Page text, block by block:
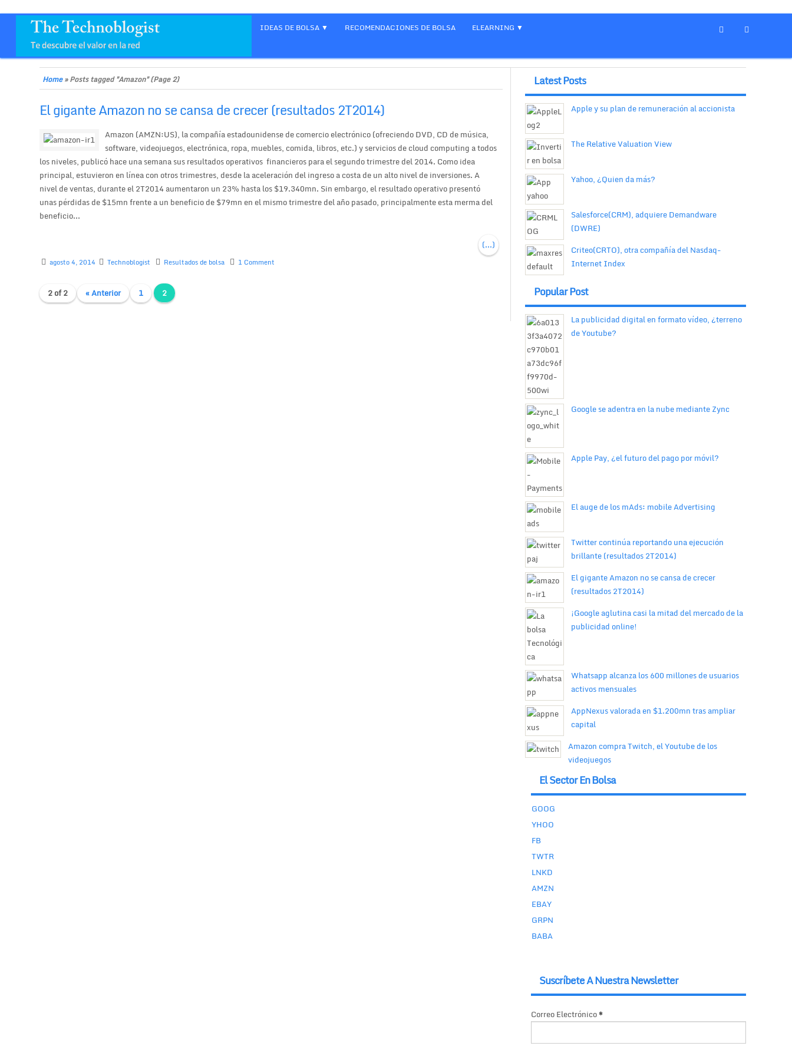
IDEAS DE BOLSA RECOMENDACIONES DE BOLSA ELEARNING
Home»Posts tagged "Amazon"(Page 2)
El gigante Amazon no se cansa de crecer (resultados 2T2014)
Amazon (AMZN:US), la compañía estadounidense de comercio electrónico (ofreciendo DVD, CD de música,
software, videojuegos, electrónica, ropa, muebles, comida, libros, etc.) y servicios de cloud computing a todos
los niveles, publicó hace una semana sus resultados operativos financieros para el segundo trimestre del 2014. Como idea
principal, estuvieron en línea con otros trimestres, desde la aceleración del ingreso a costa de un alto nivel de inversiones. A
nivel de ventas, durante el 2T2014 aumentaron un 23% hasta los $19.340mn. Sin embargo, el resultado operativo presentó
unas pérdidas de $15mn frente a un beneficio de $79mn en el mismo trimestre del año pasado, principalmente esta merma del
beneficio...
(...)
agosto 4, 2014 Technoblogist Resultados de bolsa 1 Comment
2 of 2 « Anterior 1 2
Latest Posts
Apple y su plan de remuneración al accionista
The Relative Valuation View
Yahoo, ¿Quien da más?
Salesforce(CRM), adquiere Demandware
(DWRE)
Criteo(CRTO), otra compañía del Nasdaq-
Internet Index
Popular Post
La publicidad digital en formato vídeo, ¿terreno
de Youtube?
Google se adentra en la nube mediante Zync
Apple Pay, ¿el futuro del pago por móvil?
El auge de los mAds: mobile Advertising
Twitter continúa reportando una ejecución
brillante (resultados 2T2014)
El gigante Amazon no se cansa de crecer
(resultados 2T2014)
¡Google aglutina casi la mitad del mercado de la
publicidad online!
Whatsapp alcanza los 600 millones de usuarios
activos mensuales
AppNexus valorada en $1.200mn tras ampliar
capital
Amazon compra Twitch, el Youtube de los
videojuegos
El Sector En Bolsa
GOOG
YHOO
FB
TWTR
LNKD
AMZN
EBAY
GRPN
BABA
Suscríbete A Nuestra Newsletter
Correo Electrónico*